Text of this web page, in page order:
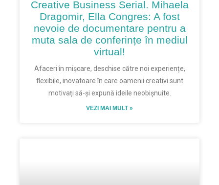
Creative Business Serial. Mihaela
Dragomir, Ella Congres: A fost
nevoie de documentare pentru a
muta sala de conferințe în mediul
virtual!
Afaceri în mișcare, deschise către noi experiențe,
flexibile, inovatoare în care oamenii creativi sunt
motivați să-și expună ideile neobișnuite.
VEZI MAI MULT »